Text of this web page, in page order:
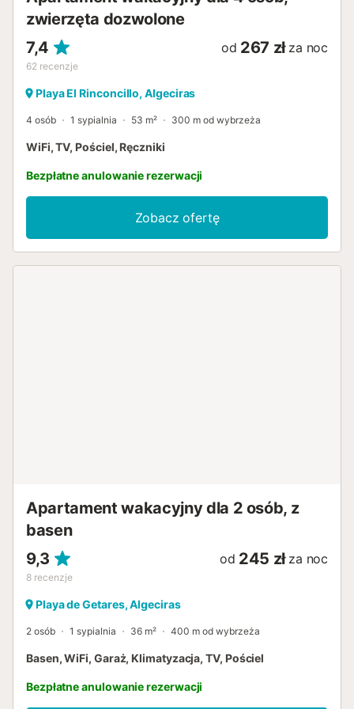
zwierzęta dozwolone
7,4
62 recenzje
od 267 zł za noc
Playa El Rinconcillo, Algeciras
4 osób 1 sypialnia 53 m² 300 m od wybrzeża
WiFi, TV, Pościel, Ręczniki
Bezpłatne anulowanie rezerwacji
Zobacz ofertę
Apartament wakacyjny dla 2 osób, z
basen
9,3
8 recenzje
od 245 zł za noc
Playa de Getares, Algeciras
2 osób 1 sypialnia 36 m² 400 m od wybrzeża
Basen, WiFi, Garaż, Klimatyzacja, TV, Pościel
Bezpłatne anulowanie rezerwacji